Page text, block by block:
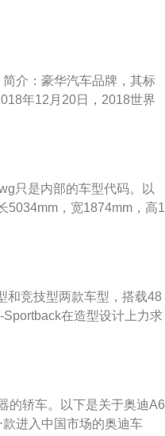
依然延续了奥迪家族式设
给人的感觉就是酷，仿佛
，全系淡雅的浅灰色辅以
介：豪华汽车品牌，其标
年12月20日，2018世界
迪公司制造汽车与摩托车
格玛市(chemnitz-siegmar)
汽车公司，对当时德国汽
只是内部的车型代码。以
5034mm，宽1874mm，高1
线条更加平滑，和ES对比
发动机可供选择。其中
率140kW（190PS），峰值
和竞技型两款车型，搭载48
在造型设计上力求
鲜明的轮廓特征。2、内
仪表台的横向布局加强了
间。3、车身：这款最新
米，但高仅为1.42米。
的轿车。以下是关于奥迪A6
进入中国市场的奥迪车